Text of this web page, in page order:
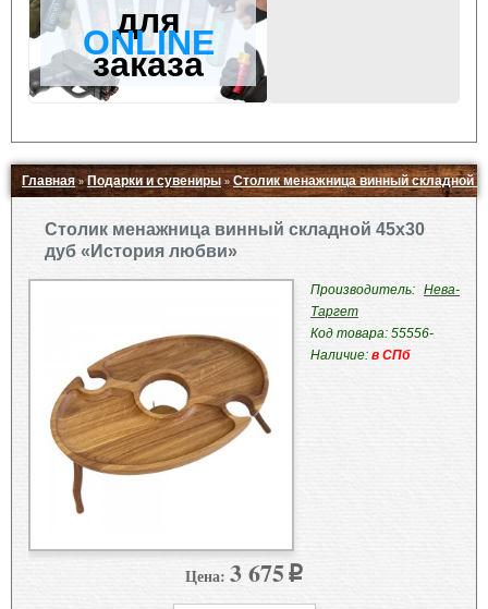
для
ONLINE
заказа
Главная»Подарки и сувениры » Столик менажница винный складной
Столик менажница винный складной 45х30
дуб «История любви»
Производитель: Нева-
Таргет
Код товара: 55556-
Наличие: в СПб
Цена: 3 675 p